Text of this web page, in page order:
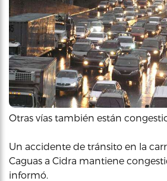
Otras vías también están
Un accidente de tránsito en la
Caguas a Cidra mantiene
informó.